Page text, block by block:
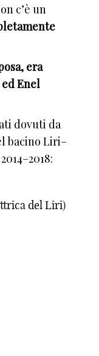
c’è un
era
Enel
dovuti da
bacino Liri–
del Liri)